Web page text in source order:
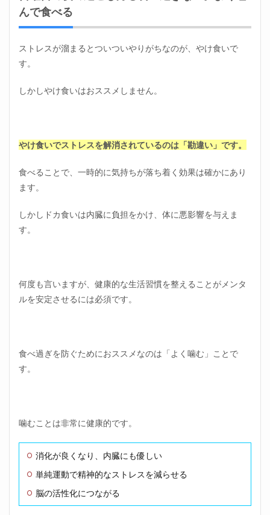
んで食べる
ストレスが溜まるとついついやりがちなのが、やけ食いで
す。
しかしやけ食いはおススメしません。
やけ食いでストレスを解消されているのは「勘違い」です。
食べることで、一時的に気持ちが落ち着く効果は確かにあり
ます。
しかしドカ食いは内臓に負担をかけ、体に悪影響を与えま
す。
何度も言いますが、健康的な生活習慣を整えることがメンタ
ルを安定させるには必須です。
食べ過ぎを防ぐためにおススメなのは「よく噛む」ことで
す。
噛むことは非常に健康的です。
消化が良くなり、内臓にも優しい
単純運動で精神的なストレスを減らせる
脳の活性化につながる